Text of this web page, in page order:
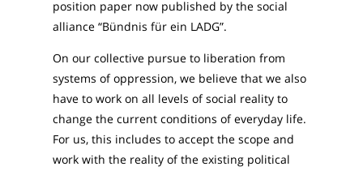
position paper now published by the social
alliance “Bündnis für ein LADG”.
On our collective pursue to liberation from
systems of oppression, we believe that we also
have to work on all levels of social reality to
change the current conditions of everyday life.
For us, this includes to accept the scope and
work with the reality of the existing political